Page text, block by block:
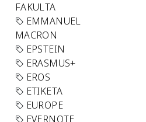
FAKULTA
EMMANUEL
MACRON
EPSTEIN
ERASMUS+
EROS
ETIKETA
EUROPE
EVERNOTE